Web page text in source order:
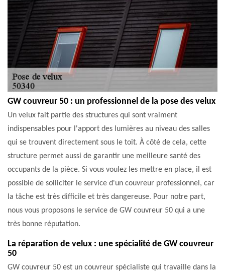
GW couvreur 50 : un professionnel de la pose des velux
Un velux fait partie des structures qui sont vraiment
indispensables pour l'apport des lumières au niveau des salles
qui se trouvent directement sous le toit. À côté de cela, cette
structure permet aussi de garantir une meilleure santé des
occupants de la pièce. Si vous voulez les mettre en place, il est
possible de solliciter le service d'un couvreur professionnel, car
la tâche est très difficile et très dangereuse. Pour notre part,
nous vous proposons le service de GW couvreur 50 qui a une
très bonne réputation.
La réparation de velux : une spécialité de GW couvreur
50
GW couvreur 50 est un couvreur spécialiste qui travaille dans la